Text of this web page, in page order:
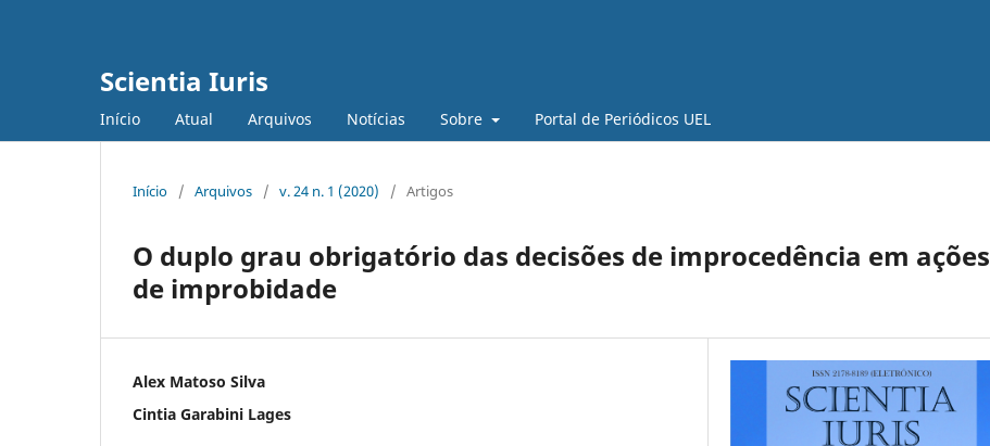
Scientia Iuris
Início Atual Arquivos Notícias Sobre Portal de Periódicos UEL
Início / Arquivos / v. 24 n. 1 (2020) / Artigos
O duplo grau obrigatório das decisões de improcedência em ações
de improbidade
Alex Matoso Silva
Cintia Garabini Lages